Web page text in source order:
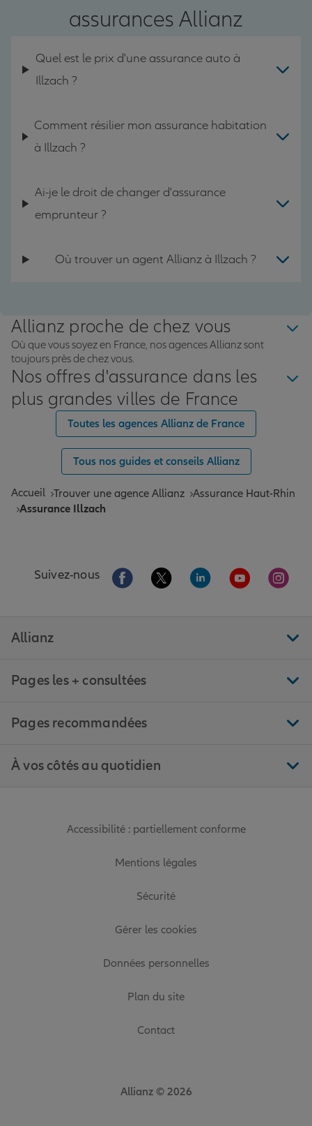
assurances Allianz
Quel est le prix d'une assurance auto à
Illzach ?
Comment résilier mon assurance habitation
à Illzach ?
Ai-je le droit de changer d'assurance
emprunteur ?
Où trouver un agent Allianz à Illzach ?
Allianz proche de chez vous
Où que vous soyez en France, nos agences Allianz sont
toujours près de chez vous.
Nos offres d'assurance dans les
plus grandes villes de France
Toutes les agences Allianz de France
Tous nos guides et conseils Allianz
Accueil Trouver une agence Allianz Assurance Haut-Rhin
Assurance Illzach
Suivez-nous Aller sur la page Facebook de Allianz
Aller sur la page Twitter de
Aller sur la page
Aller sur la
Aller
Allianz
Pages les + consultées
Pages recommandées
À vos côtés au quotidien
Accessibilité : partiellement conforme
Mentions légales
Sécurité
Gérer les cookies
Données personnelles
Plan du site
Contact
Allianz © 2026